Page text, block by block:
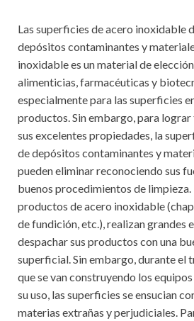
Las superficies de acero inoxidable
depósitos contaminantes y
inoxidable es un material de
alimenticias, farmacéuticas y
especialmente para las superficies
productos. Sin embargo, para lograr
sus excelentes propiedades, la
de depósitos contaminantes y
pueden eliminar reconociendo sus
buenos procedimientos de
productos de acero inoxidable
de fundición, etc.), realizan grandes
despachar sus productos con una
superficial. Sin embargo, durante el
que se van construyendo los
su uso, las superficies se ensucian
materias extrañas y perjudiciales.